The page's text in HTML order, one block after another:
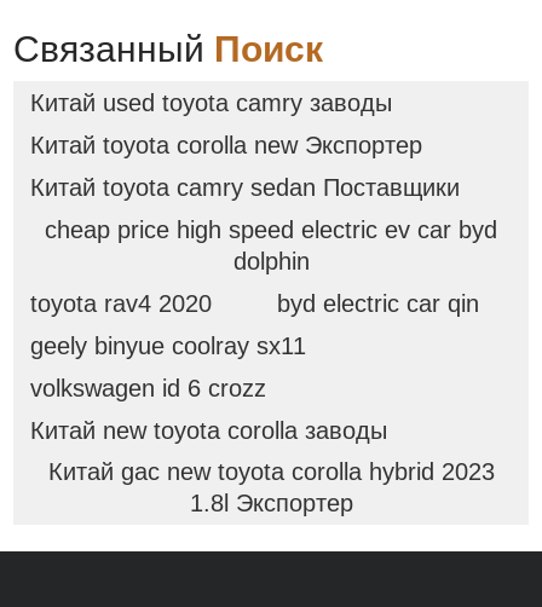
Связанный Поиск
Китай used toyota camry заводы
Китай toyota corolla new Экспортер
Китай toyota camry sedan Поставщики
cheap price high speed electric ev car byd
dolphin
toyota rav4 2020
byd electric car qin
geely binyue coolray sx11
volkswagen id 6 crozz
Китай new toyota corolla заводы
Китай gac new toyota corolla hybrid 2023
1.8l Экспортер